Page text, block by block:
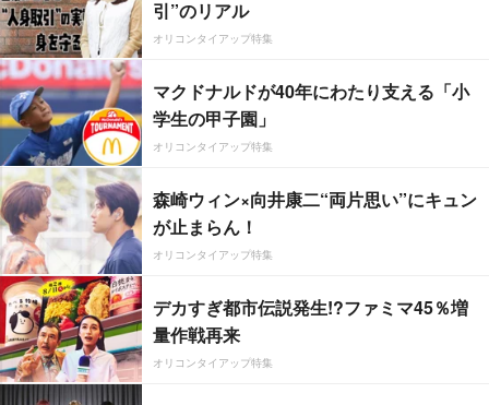
引”のリアル
オリコンタイアップ特集
マクドナルドが40年にわたり支える「小
学生の甲子園」
オリコンタイアップ特集
森崎ウィン×向井康二“両片思い”にキュン
が止まらん！
オリコンタイアップ特集
デカすぎ都市伝説発生!?ファミマ45％増
量作戦再来
オリコンタイアップ特集